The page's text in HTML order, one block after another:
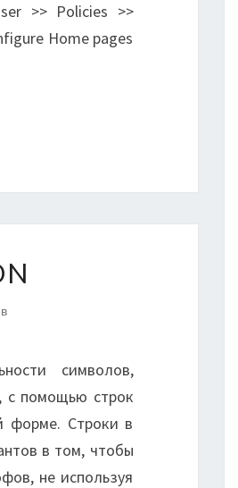
>> Policies >>
Home pages
символов,
с помощью строк
форме. Строки в
в том, чтобы
не используя